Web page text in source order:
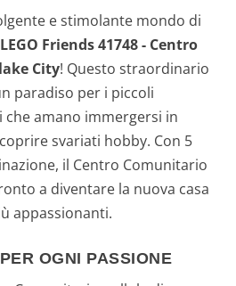
e stimolante mondo di
LEGO Friends 41748 - Centro
City! Questo straordinario
paradiso per i piccoli
amano immergersi in
svariati hobby. Con 5
il Centro Comunitario
a diventare la nuova casa
appassionanti.
OGNI PASSIONE